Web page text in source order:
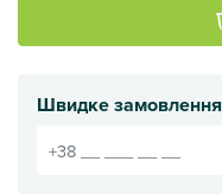
Швидке замовлення